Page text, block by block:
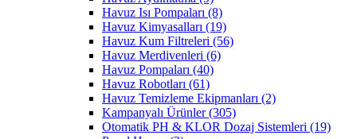
Havuz Isı Pompaları (8)
Havuz Kimyasalları (19)
Havuz Kum Filtreleri (56)
Havuz Merdivenleri (6)
Havuz Pompaları (40)
Havuz Robotları (61)
Havuz Temizleme Ekipmanları (2)
Kampanyalı Ürünler(305)
Otomatik PH & KLOR Dozaj Sistemleri (19)